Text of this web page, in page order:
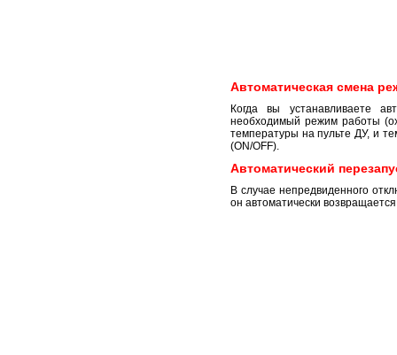
Автоматическая смена
Когда вы устанавливаете
необходимый режим работы
температуры на пульте ДУ, и
(ON/OFF).
Автоматический
В случае непредвиденного
он автоматически